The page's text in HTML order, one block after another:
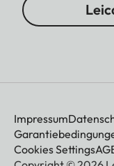
Impressum
Cookies Settings